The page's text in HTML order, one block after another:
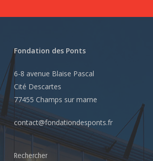
Fondation des Ponts
6-8 avenue Blaise Pascal
Cité Descartes
77455 Champs sur marne
contact@fondationdesponts.fr
Rechercher